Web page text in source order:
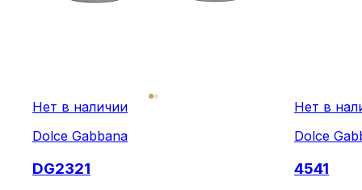
Нет в наличии
Dolce Gabbana
DG2321
Нет в
Dolce
4541